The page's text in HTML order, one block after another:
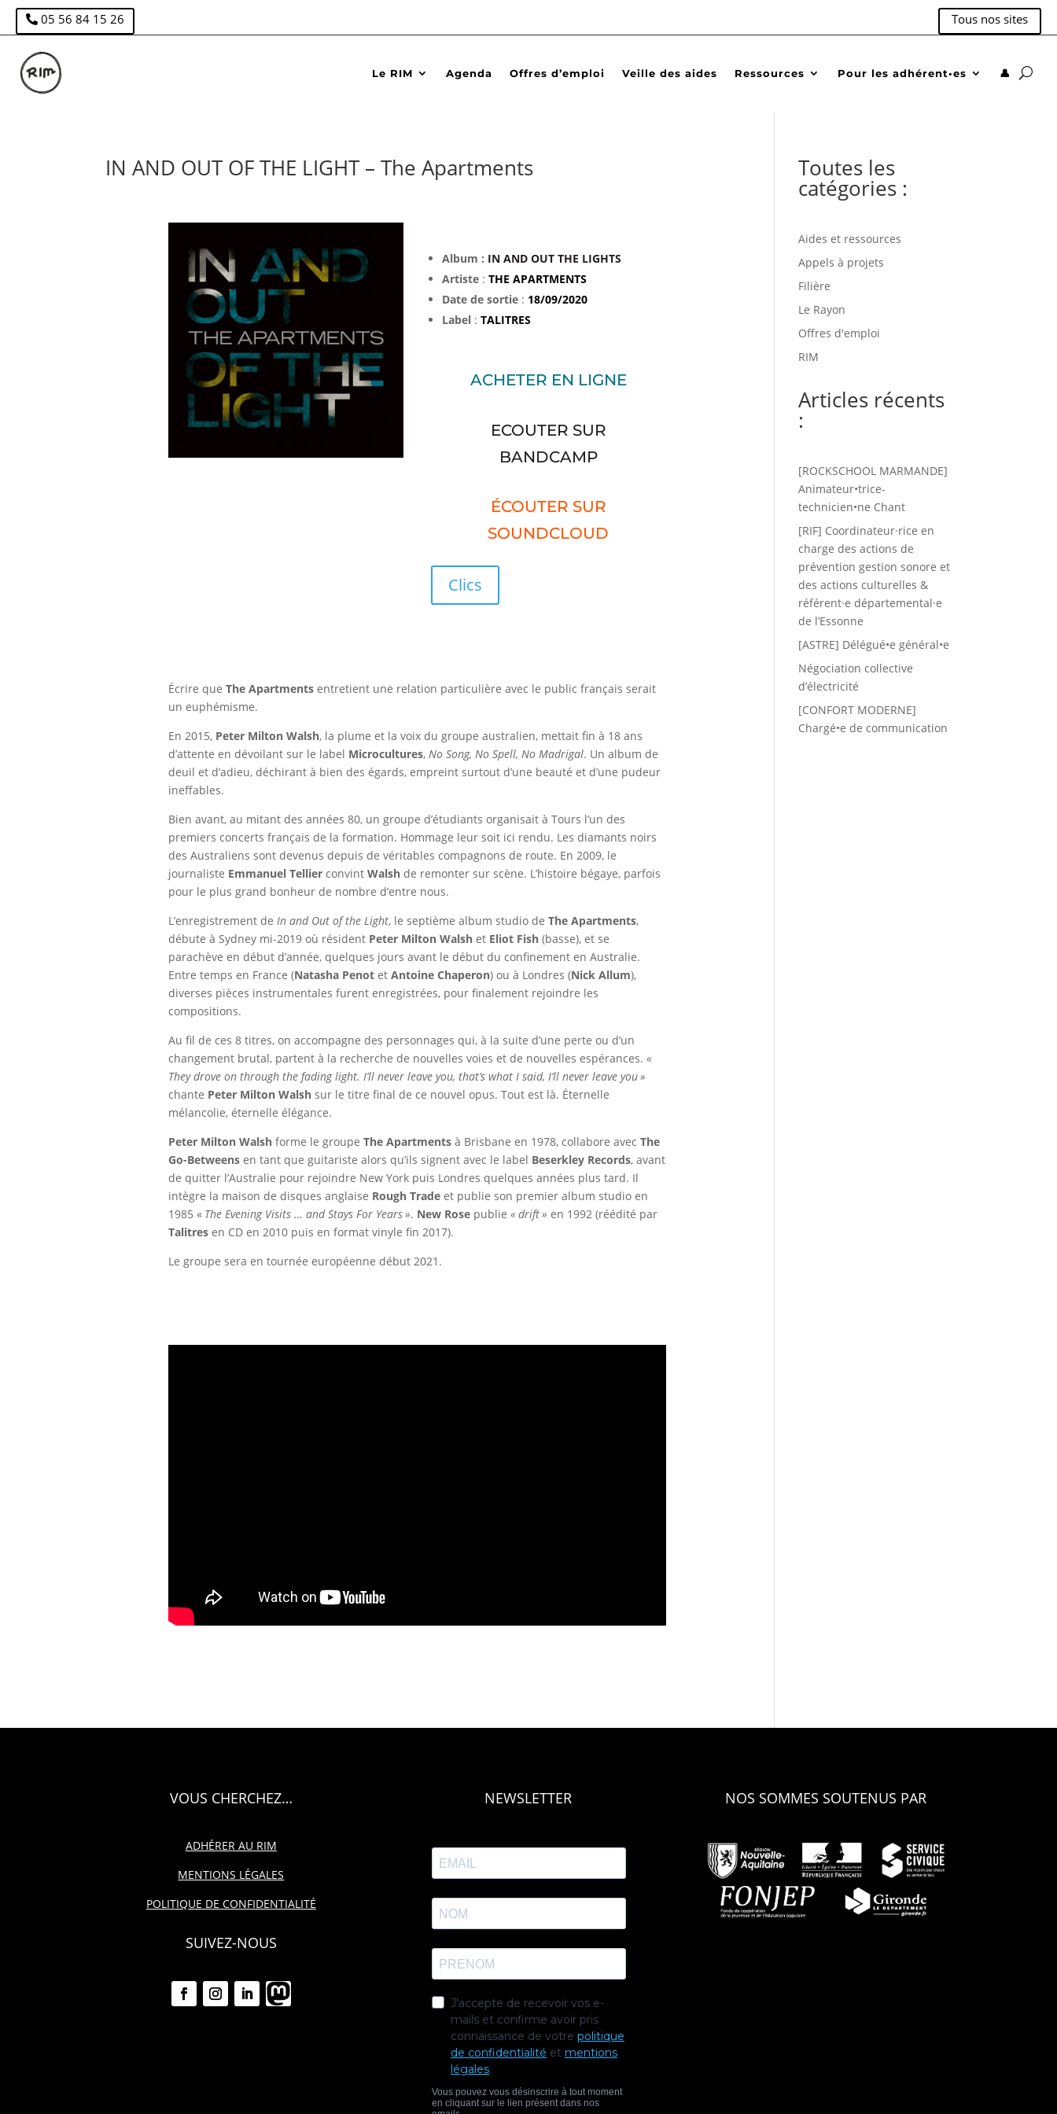
05 56 84 15 26 Tous nos sites
Le RIM Agenda Offres d’emploi Veille des aides Ressources Pour les adhérent•es 👤
IN AND OUT OF THE LIGHT – The Apartments
Album : IN AND OUT THE LIGHTS
Artiste: THE APARTMENTS
Date de sortie: 18/09/2020
Label: TALITRES
ACHETER EN LIGNE
ECOUTER SUR
BANDCAMP
ÉCOUTER SUR
SOUNDCLOUD
Clics
Écrire que The Apartmentsentretient une relation particulière avec le public français serait
un euphémisme.
En 2015, Peter Milton Walsh, la plume et la voix du groupe australien, mettait fin à 18 ans
d’attente en dévoilant sur le label Microcultures, No Song, No Spell, No Madrigal. Un album de
deuil et d’adieu, déchirant à bien des égards, empreint surtout d’une beauté et d’une pudeur
ineffables.
Bien avant, au mitant des années 80, un groupe d’étudiants organisait à Tours l’un des
premiers concerts français de la formation. Hommage leur soit ici rendu. Les diamants noirs
des Australiens sont devenus depuis de véritables compagnons de route. En 2009, le
journaliste Emmanuel Tellierconvint Walshde remonter sur scène. L’histoire bégaye, parfois
pour le plus grand bonheur de nombre d’entre nous.
L’enregistrement de In and Out of the Light, le septième album studio de The Apartments,
débute à Sydney mi-2019 où résident Peter Milton Walshet Eliot Fish(basse), et se
parachève en début d’année, quelques jours avant le début du confinement en Australie.
Entre temps en France (Natasha Penotet Antoine Chaperon) ou à Londres (Nick Allum),
diverses pièces instrumentales furent enregistrées, pour finalement rejoindre les
compositions.
Au fil de ces 8 titres, on accompagne des personnages qui, à la suite d’une perte ou d’un
changement brutal, partent à la recherche de nouvelles voies et de nouvelles espérances. «
They drove on through the fading light. I’ll never leave you, that’s what I said, I’ll never leave you »
chante Peter Milton Walshsur le titre final de ce nouvel opus. Tout est là. Éternelle
mélancolie, éternelle élégance.
Peter Milton Walshforme le groupe The Apartmentsà Brisbane en 1978, collabore avec The
Go-Betweensen tant que guitariste alors qu’ils signent avec le label Beserkley Records, avant
de quitter l’Australie pour rejoindre New York puis Londres quelques années plus tard. Il
intègre la maison de disques anglaise Rough Tradeet publie son premier album studio en
1985 « The Evening Visits … and Stays For Years ». New Rosepublie « drift » en 1992 (réédité par
Talitresen CD en 2010 puis en format vinyle fin 2017).
Le groupe sera en tournée européenne début 2021.
Toutes les
catégories :
Aides et ressources
Appels à projets
Filière
Le Rayon
Offres d'emploi
RIM
Articles récents
:
[ROCKSCHOOL MARMANDE]
Animateur•trice-
technicien•ne Chant
[RIF] Coordinateur·rice en
charge des actions de
prévention gestion sonore et
des actions culturelles &
référent·e départemental·e
de l’Essonne
[ASTRE] Délégué•e général•e
Négociation collective
d’électricité
[CONFORT MODERNE]
Chargé•e de communication
VOUS CHERCHEZ…
ADHÉRER AU RIM
MENTIONS LÉGALES
POLITIQUE DE CONFIDENTIALITÉ
SUIVEZ-NOUS
NEWSLETTER NOS SOMMES SOUTENUS PAR